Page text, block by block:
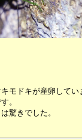
モドキが産卵してい
。
驚きでした。